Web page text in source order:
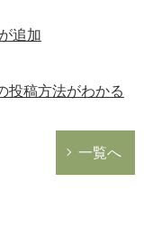
追加
投稿方法がわかる
一覧へ